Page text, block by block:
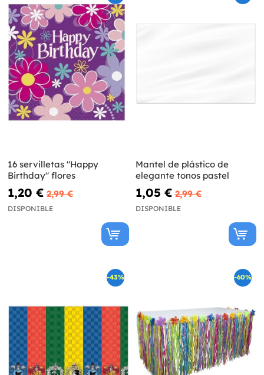
16 servilletas "Happy
Birthday" flores
1,20 € 2,99 €
DISPONIBLE
Mantel de plástico de
elegante tonos pastel
1,05 € 2,99 €
DISPONIBLE
-43% -60%